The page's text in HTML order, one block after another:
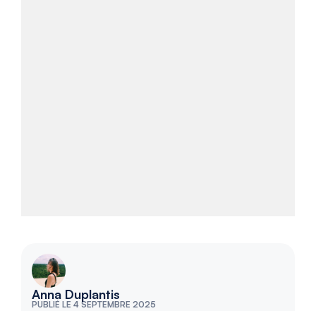
Anna Duplantis
PUBLIÉ LE 4 SEPTEMBRE 2025